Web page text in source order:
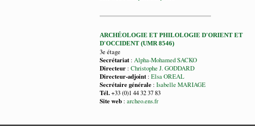
ARCHÉOLOGIE ET PHILOLOGIE D'ORIENT ET
D'OCCIDENT (UMR 8546)
3e étage
Secrétariat : Alpha-Mohamed SACKO
Directeur : Christophe J. GODDARD
Directeur-adjoint : Elsa OREAL
Secrétaire générale : Isabelle MARIAGE
Tél.+33 (0)1 44 32 37 83
Site web : archeo.ens.fr